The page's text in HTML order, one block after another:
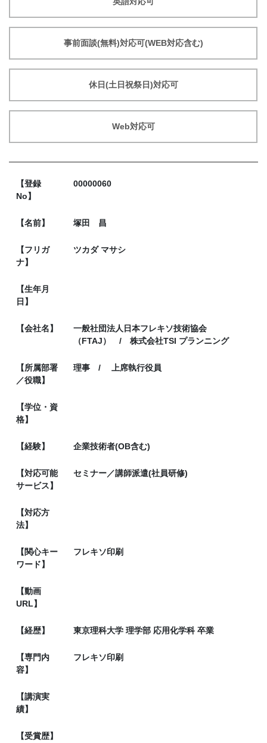
事前面談(無料)対応可(WEB対応含む)
休日(土日祝祭日)対応可
Web対応可
【登録
No】
00000060
【名前】 塚田 昌
【フリガ
ナ】
ツカダ マサシ
【生年月
日】
【会社名】
一般社団法人日本フレキソ技術協会
（FTAJ） / 株式会社TSI プランニング
【所属部署
／役職】
理事 / 上席執行役員
【学位・資
格】
【経験】 企業技術者(OB含む)
【対応可能
サービス】
セミナー／講師派遣(社員研修)
【対応方
法】
【関心キー
ワード】
フレキソ印刷
【動画
URL】
【経歴】 東京理科大学 理学部 応用化学科 卒業
【専門内
容】
フレキソ印刷
【講演実
績】
【受賞歴】